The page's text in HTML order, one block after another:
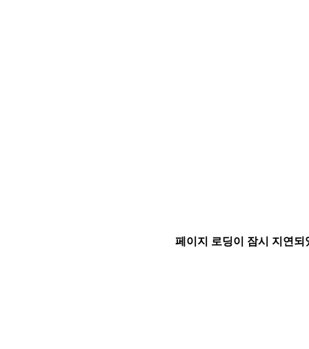
페이지 로딩이 잠시 지연